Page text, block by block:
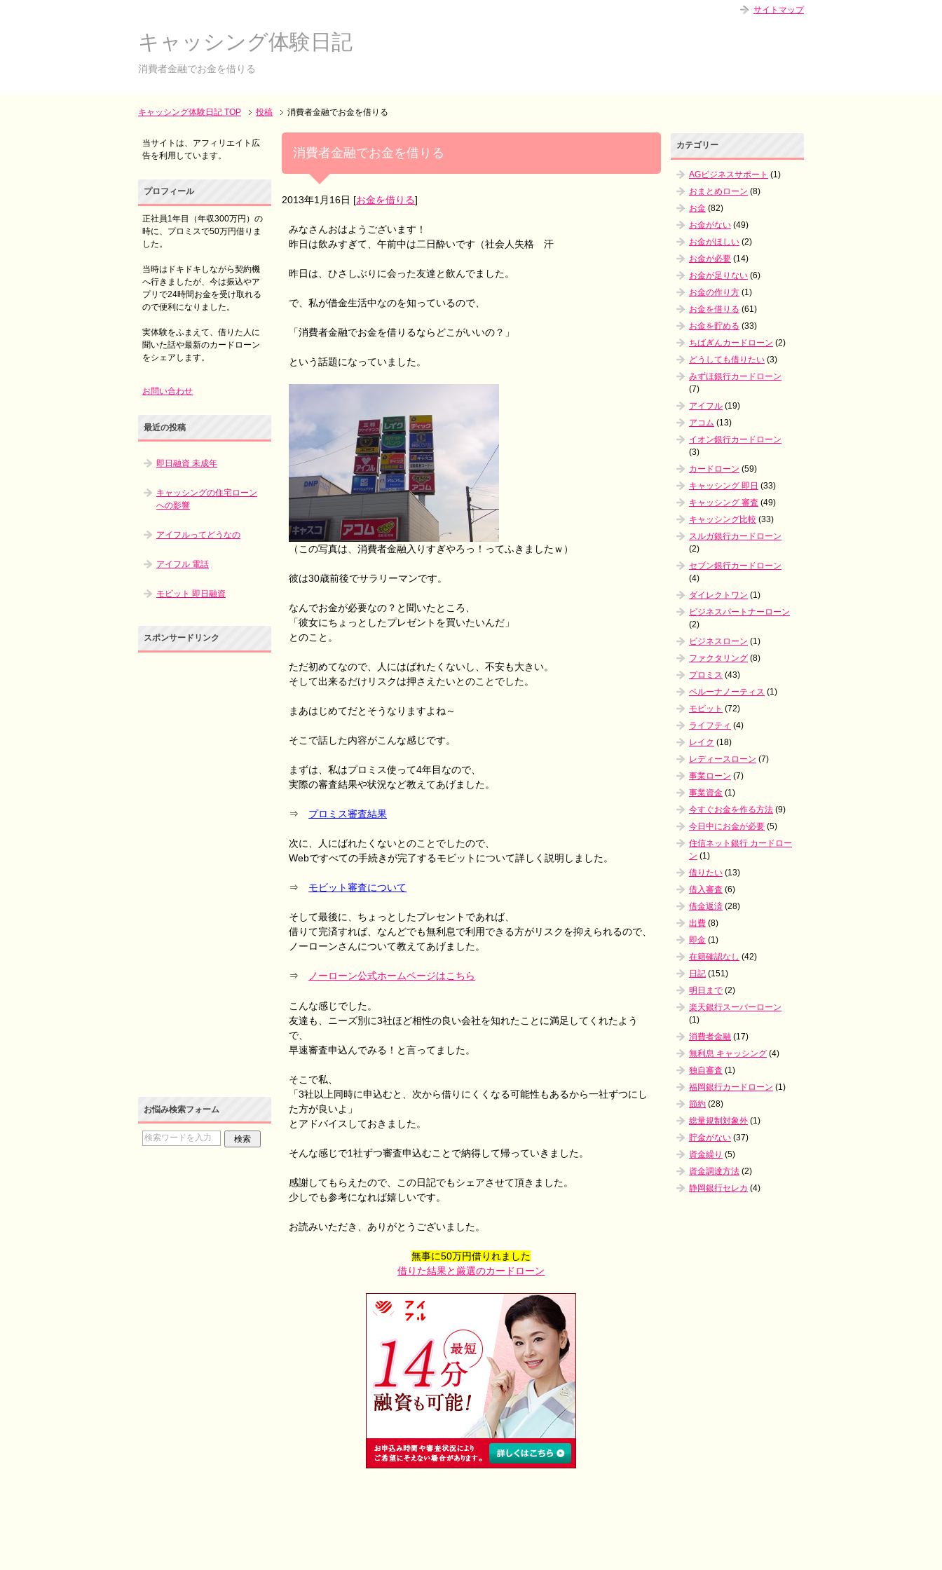
キャッシング体験日記
消費者金融でお金を借りる
キャッシング体験日記 TOP 投稿 消費者金融でお金を借りる
消費者金融でお金を借りる
2013年1月16日 [お金を借りる]
みなさんおはようございます！
昨日は飲みすぎて、午前中は二日酔いです（社会人失格 汗
昨日は、ひさしぶりに会った友達と飲んでました。
で、私が借金生活中なのを知っているので、
「消費者金融でお金を借りるならどこがいいの？」
という話題になっていました。
（この写真は、消費者金融入りすぎやろっ！ってふきましたｗ）
彼は30歳前後でサラリーマンです。
なんでお金が必要なの？と聞いたところ、
「彼女にちょっとしたプレゼントを買いたいんだ」
とのこと。
ただ初めてなので、人にはばれたくないし、不安も大きい。
そして出来るだけリスクは押さえたいとのことでした。
まあはじめてだとそうなりますよね～
そこで話した内容がこんな感じです。
まずは、私はプロミス使って4年目なので、
実際の審査結果や状況など教えてあげました。
⇒ プロミス審査結果
次に、人にばれたくないとのことでしたので、
Webですべての手続きが完了するモビットについて詳しく説明しました。
⇒ モビット審査について
そして最後に、ちょっとしたプレセントであれば、
借りて完済すれば、なんどでも無利息で利用できる方がリスクを抑えられるので、
ノーローンさんについて教えてあげました。
⇒ ノーローン公式ホームページはこちら
こんな感じでした。
友達も、ニーズ別に3社ほど相性の良い会社を知れたことに満足してくれたよう
で、
早速審査申込んでみる！と言ってました。
そこで私、
「3社以上同時に申込むと、次から借りにくくなる可能性もあるから一社ずつにし
た方が良いよ」
とアドバイスしておきました。
そんな感じで1社ずつ審査申込むことで納得して帰っていきました。
感謝してもらえたので、この日記でもシェアさせて頂きました。
少しでも参考になれば嬉しいです。
お読みいただき、ありがとうございました。
無事に50万円借りれました
借りた結果と厳選のカードローン
当サイトは、アフィリエイト広
告を利用しています。
プロフィール
正社員1年目（年収300万円）の
時に、プロミスで50万円借りま
した。
当時はドキドキしながら契約機
へ行きましたが、今は振込やア
プリで24時間お金を受け取れる
ので便利になりました。
実体験をふまえて、借りた人に
聞いた話や最新のカードローン
をシェアします。
お問い合わせ
最近の投稿
即日融資 未成年
キャッシングの住宅ローン
への影響
アイフルってどうなの
アイフル 電話
モビット 即日融資
スポンサードリンク
お悩み検索フォーム
カテゴリー
AGビジネスサポート (1)
おまとめローン (8)
お金 (82)
お金がない (49)
お金がほしい (2)
お金が必要 (14)
お金が足りない (6)
お金の作り方 (1)
お金を借りる (61)
お金を貯める (33)
ちばぎんカードローン (2)
どうしても借りたい (3)
みずほ銀行カードローン
(7)
アイフル (19)
アコム (13)
イオン銀行カードローン
(3)
カードローン (59)
キャッシング 即日 (33)
キャッシング 審査 (49)
キャッシング比較 (33)
スルガ銀行カードローン
(2)
セブン銀行カードローン
(4)
ダイレクトワン (1)
ビジネスパートナーローン
(2)
ビジネスローン (1)
ファクタリング (8)
プロミス (43)
ベルーナノーティス (1)
モビット (72)
ライフティ (4)
レイク (18)
レディースローン (7)
事業ローン (7)
事業資金 (1)
今すぐお金を作る方法 (9)
今日中にお金が必要 (5)
住信ネット銀行 カードロー
ン (1)
借りたい (13)
借入審査 (6)
借金返済 (28)
出費 (8)
即金 (1)
在籍確認なし (42)
日記 (151)
明日まで (2)
楽天銀行スーパーローン
(1)
消費者金融 (17)
無利息 キャッシング (4)
独自審査 (1)
福岡銀行カードローン (1)
節約 (28)
総量規制対象外 (1)
貯金がない (37)
資金繰り (5)
資金調達方法 (2)
静岡銀行セレカ (4)
サイトマップ